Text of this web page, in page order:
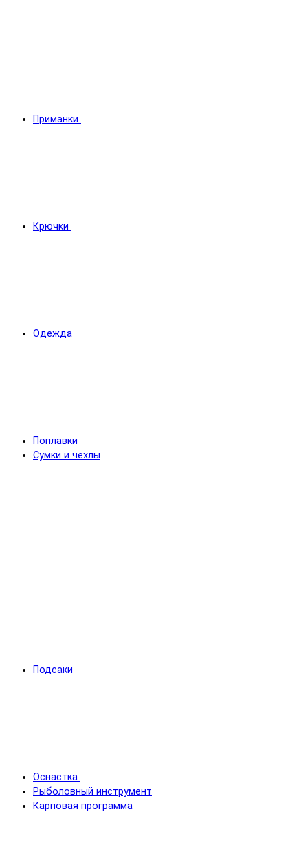
Приманки
Крючки
Одежда
Поплавки
Сумки и чехлы
Подсаки
Оснастка
Рыболовный инструмент
Карповая программа